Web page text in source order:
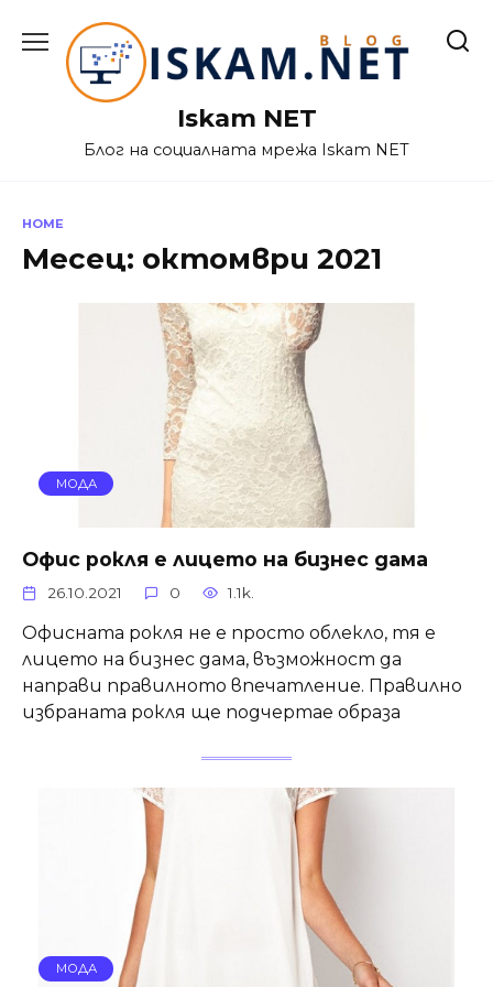
content
Iskam NET
Блог на социалната мрежа Iskam NET
HOME
Месец: октомври 2021
МОДА
Офис рокля е лицето на бизнес дама
26.10.2021 0 1.1k.
Офисната рокля не е просто облекло, тя е
лицето на бизнес дама, възможност да
направи правилното впечатление. Правилно
избраната рокля ще подчертае образа
МОДА